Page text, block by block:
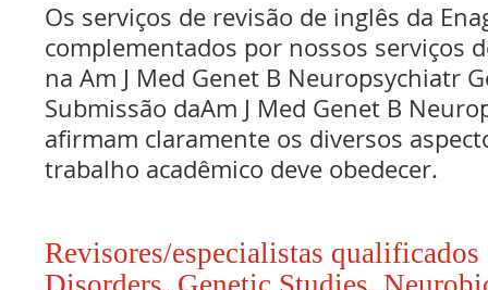
Os serviços de revisão de inglês da
complementados por nossos serviços
na Am J Med Genet B Neuropsychiatr
Submissão daAm J Med Genet B
afirmam claramente os diversos
trabalho acadêmico deve obedecer.
Revisores/especialistas